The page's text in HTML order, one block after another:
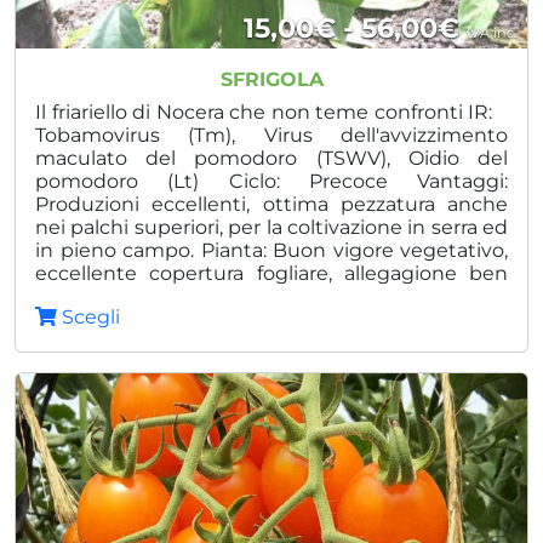
15,00€ - 56,00€
da
a
IVA inc.
SFRIGOLA
Il friariello di Nocera che non teme confronti IR:
Tobamovirus (Tm), Virus dell'avvizzimento
maculato del pomodoro (TSWV), Oidio del
pomodoro (Lt) Ciclo: Precoce Vantaggi:
Produzioni eccellenti, ottima pezzatura anche
nei palchi superiori, per la coltivazione in serra ed
in pieno campo. Pianta: Buon vigore vegetativo,
eccellente copertura fogliare, allegagione ben
prismatica-rettangolare, peduncolo lungo (frutto
Scegli